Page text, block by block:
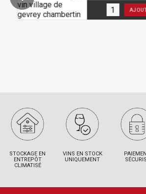
1 en stock AJOUTER AU PANIER
STOCKAGE EN
ENTREPÔT
CLIMATISÉ
VINS EN STOCK
UNIQUEMENT